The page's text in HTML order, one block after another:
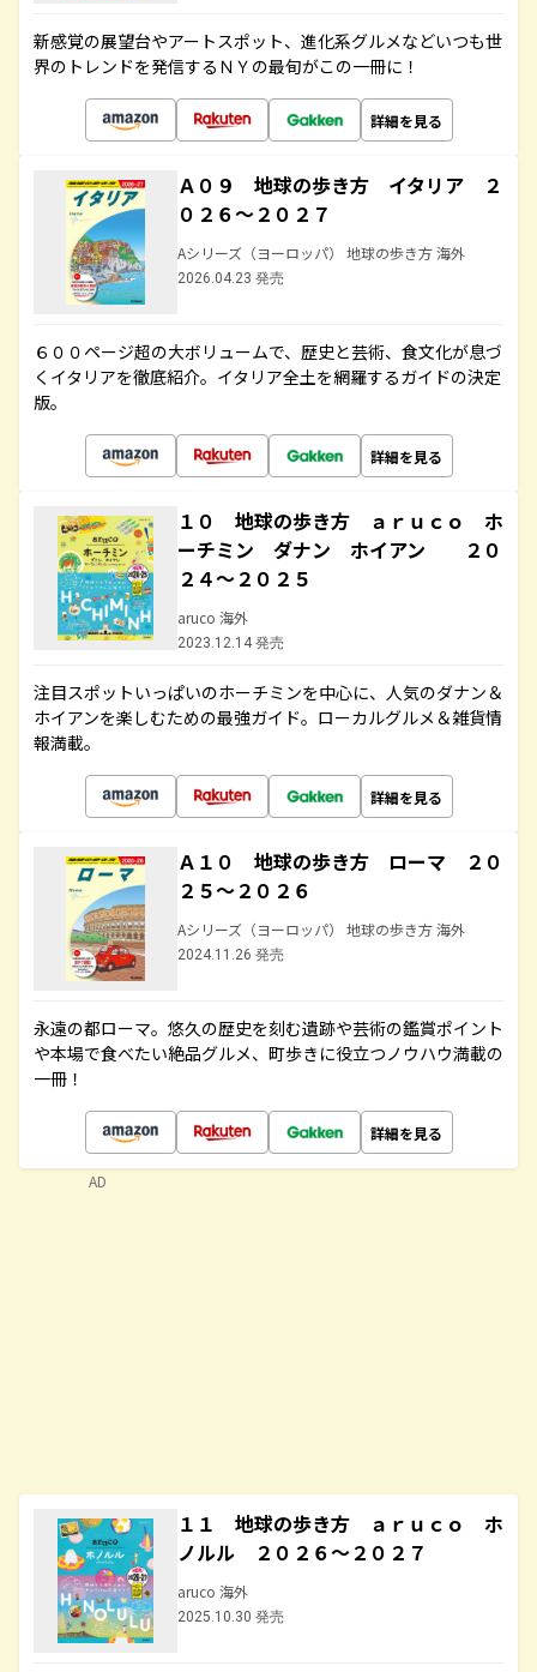
新感覚の展望台やアートスポット、進化系グルメなどいつも世
界のトレンドを発信するＮＹの最旬がこの一冊に！
詳細を見る
Ａ０９ 地球の歩き方 イタリア ２
０２６～２０２７
Aシリーズ（ヨーロッパ） 地球の歩き方 海外
2026.04.23 発売
６００ページ超の大ボリュームで、歴史と芸術、食文化が息づ
くイタリアを徹底紹介。イタリア全土を網羅するガイドの決定
版。
詳細を見る
１０ 地球の歩き方 ａｒｕｃｏ ホ
ーチミン ダナン ホイアン ２０
２４～２０２５
aruco 海外
2023.12.14 発売
注目スポットいっぱいのホーチミンを中心に、人気のダナン＆
ホイアンを楽しむための最強ガイド。ローカルグルメ＆雑貨情
報満載。
詳細を見る
Ａ１０ 地球の歩き方 ローマ ２０
２５～２０２６
Aシリーズ（ヨーロッパ） 地球の歩き方 海外
2024.11.26 発売
永遠の都ローマ。悠久の歴史を刻む遺跡や芸術の鑑賞ポイント
や本場で食べたい絶品グルメ、町歩きに役立つノウハウ満載の
一冊！
詳細を見る
１１ 地球の歩き方 ａｒｕｃｏ ホ
ノルル ２０２６～２０２７
aruco 海外
2025.10.30 発売
AD